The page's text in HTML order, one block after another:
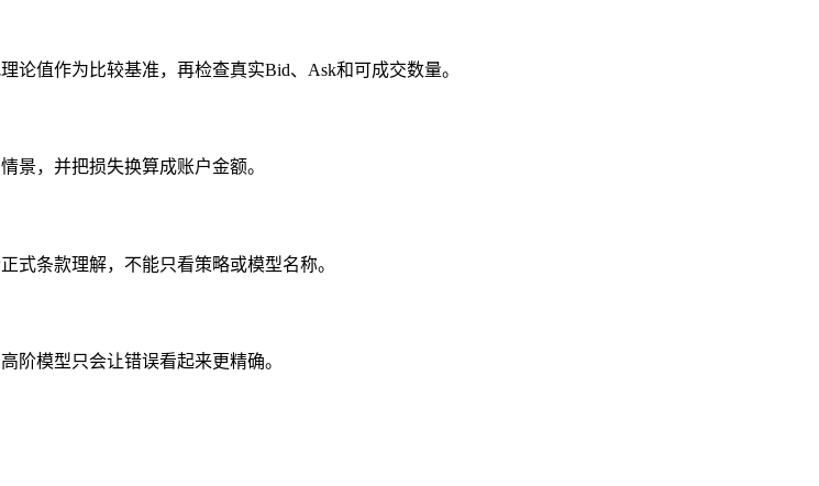
值作为比较基准，再检查真实Bid、Ask和可成交数量。
景，并把损失换算成账户金额。
式条款理解，不能只看策略或模型名称。
阶模型只会让错误看起来更精确。